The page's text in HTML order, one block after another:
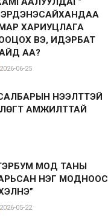
ХАРИУЦЛАГА
ВЭ, ИДЭРБАТ
АА?
06-25
НЭЭЛТТЭЙ
АМЖИЛТТАЙ
МОД ТАНЫ
НЭГ МОДНООС
05-22